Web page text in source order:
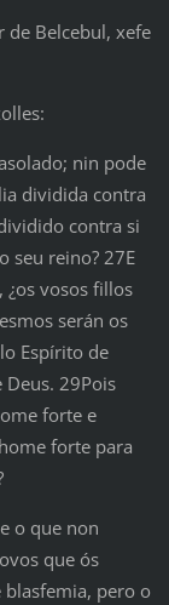
de Belcebul, xefe
nin pode
dividida contra
contra si
seu reino? 27E
¿os vosos fillos
serán os
Espírito de
Deus. 29Pois
forte e
forte para
o que non
que ós
blasfemia, pero o